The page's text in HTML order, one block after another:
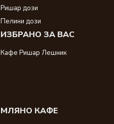
Ришар дози
Пелини дози
ИЗБРАНО ЗА ВАС
Кафе Ришар Лешник
МЛЯНО КАФЕ